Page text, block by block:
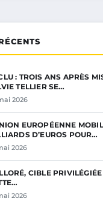
: TROIS ANS APRÈS
TELLIER SE…
2026
EUROPÉENNE
D’EUROS POUR…
2026
CIBLE PRIVILÉGIÉE
2026